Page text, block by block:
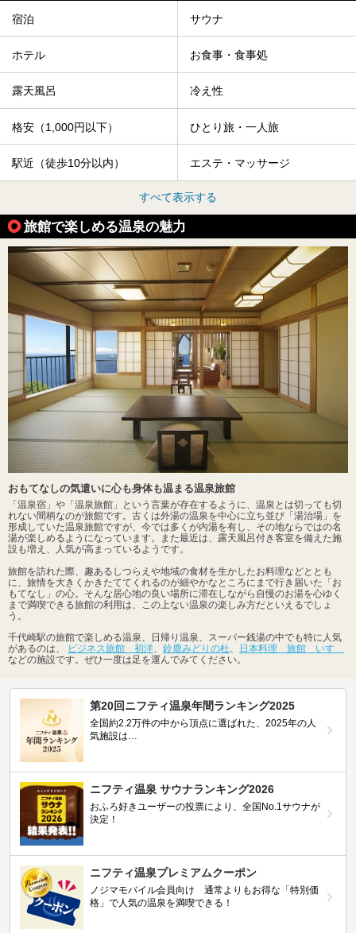
宿泊 サウナ
ホテル お食事・食事処
露天風呂 冷え性
格安（1,000円以下） ひとり旅・一人旅
駅近（徒歩10分以内） エステ・マッサージ
すべて表示する
旅館で楽しめる温泉の魅力
おもてなしの気遣いに心も身体も温まる温泉旅館
「温泉宿」や「温泉旅館」という言葉が存在するように、温泉とは切っても切
れない間柄なのが旅館です。古くは外湯の温泉を中心に立ち並び「湯治場」を
形成していた温泉旅館ですが、今では多くが内湯を有し、その地ならではの名
湯が楽しめるようになっています。また最近は、露天風呂付き客室を備えた施
設も増え、人気が高まっているようです。
旅館を訪れた際、趣あるしつらえや地域の食材を生かしたお料理などととも
に、旅情を大きくかきたててくれるのが細やかなところにまで行き届いた「お
もてなし」の心。そんな居心地の良い場所に滞在しながら自慢のお湯を心ゆく
まで満喫できる旅館の利用は、この上ない温泉の楽しみ方だといえるでしょ
う。
千代崎駅の旅館で楽しめる温泉、日帰り温泉、スーパー銭湯の中でも特に人気
があるのは、
ビジネス旅館 初洋 鈴鹿みどりの杜
日本料理 旅館 いすゞ
などの施設です。ぜひ一度は足を運んでみてください。
第20回ニフティ温泉年間ランキング2025
全国約2.2万件の中から頂点に選ばれた、2025年の人
気施設は…
ニフティ温泉 サウナランキング2026
おふろ好きユーザーの投票により、全国No.1サウナが
決定！
ニフティ温泉プレミアムクーポン
ノジマモバイル会員向け 通常よりもお得な「特別価
格」で人気の温泉を満喫できる！